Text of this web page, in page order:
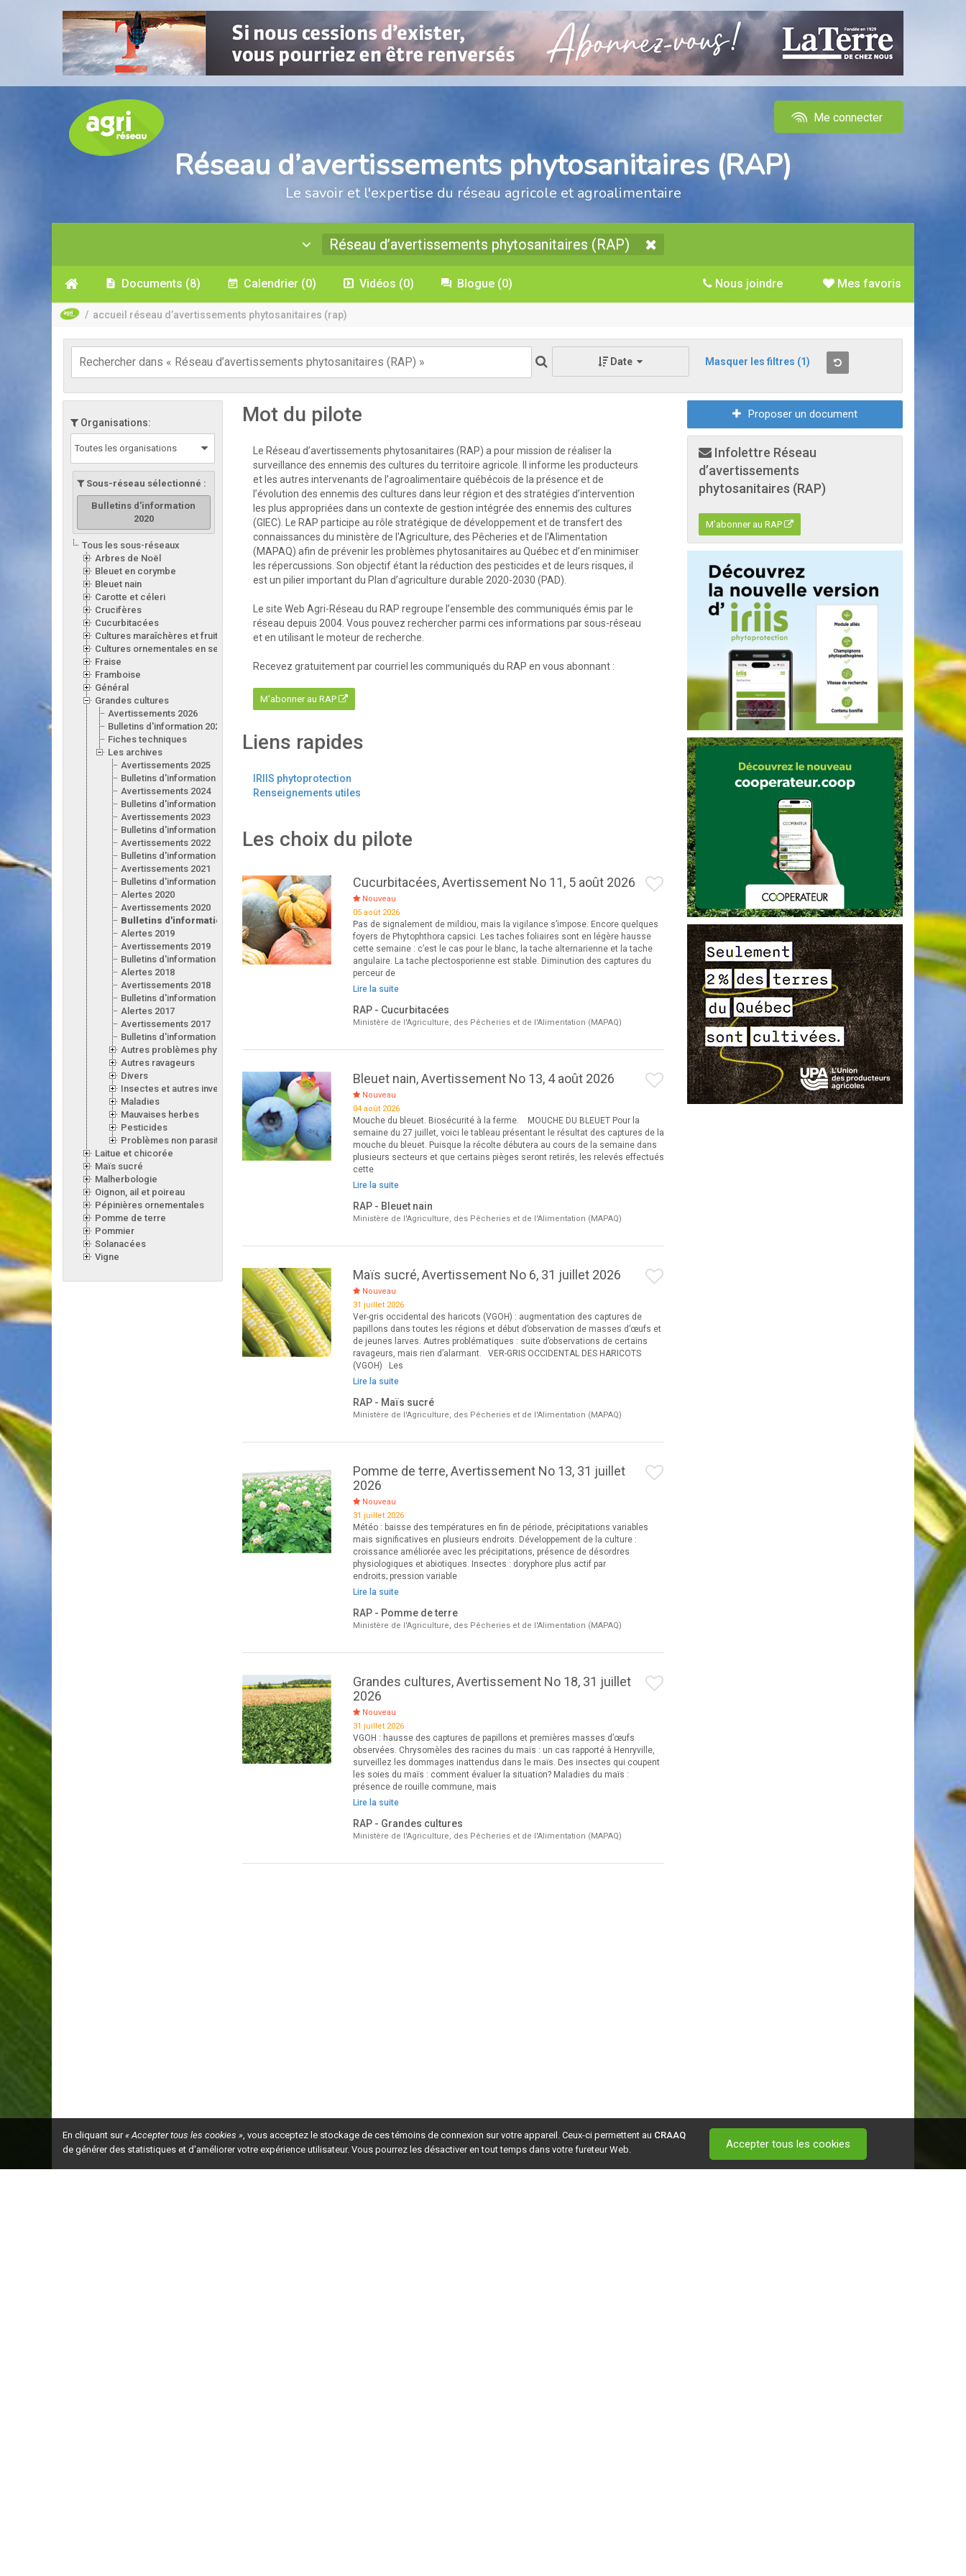
Me connecter
Réseau d’avertissements phytosanitaires (RAP)
Le savoir et l'expertise du réseau agricole et agroalimentaire
Réseau d’avertissements phytosanitaires (RAP)
Documents (8) Calendrier (0) Vidéos (0) Blogue (0) Mes favoris
Nous joindre
/ accueil réseau d’avertissements phytosanitaires (rap)
Date Masquer les filtres (1)
Organisations:
Toutes les organisations
Sous-réseau sélectionné :
Bulletins d'information
2020
Tous les sous-réseaux
Arbres de Noël
Bleuet en corymbe
Bleuet nain
Carotte et céleri
Crucifères
Cucurbitacées
Cultures maraîchères et fruitières en serre
Cultures ornementales en serre
Fraise
Framboise
Général
Grandes cultures
Avertissements 2026
Bulletins d'information 2026
Fiches techniques
Les archives
Avertissements 2025
Bulletins d'information 2025
Avertissements 2024
Bulletins d'information 2024
Avertissements 2023
Bulletins d'information 2023
Avertissements 2022
Bulletins d'information 2022
Avertissements 2021
Bulletins d'information 2021
Alertes 2020
Avertissements 2020
Bulletins d'information 2020
Alertes 2019
Avertissements 2019
Bulletins d'information 2019
Alertes 2018
Avertissements 2018
Bulletins d'information 2018
Alertes 2017
Avertissements 2017
Bulletins d'information 2017
Autres problèmes phytosanitaires
Autres ravageurs
Divers
Insectes et autres invertébrés
Maladies
Mauvaises herbes
Pesticides
Problèmes non parasitaires
Laitue et chicorée
Maïs sucré
Malherbologie
Oignon, ail et poireau
Pépinières ornementales
Pomme de terre
Pommier
Solanacées
Vigne
Mot du pilote
Le Réseau d’avertissements phytosanitaires (RAP) a pour mission de réaliser la
surveillance des ennemis des cultures du territoire agricole. Il informe les producteurs
et les autres intervenants de l’agroalimentaire québécois de la présence et de
l’évolution des ennemis des cultures dans leur région et des stratégies d’intervention
les plus appropriées dans un contexte de gestion intégrée des ennemis des cultures
(GIEC). Le RAP participe au rôle stratégique de développement et de transfert des
connaissances du ministère de l'Agriculture, des Pêcheries et de l'Alimentation
(MAPAQ) afin de prévenir les problèmes phytosanitaires au Québec et d’en minimiser
les répercussions. Son objectif étant la réduction des pesticides et de leurs risques, il
est un pilier important du Plan d’agriculture durable 2020-2030 (PAD).
Le site Web Agri-Réseau du RAP regroupe l’ensemble des communiqués émis par le
réseau depuis 2004. Vous pouvez rechercher parmi ces informations par sous-réseau
et en utilisant le moteur de recherche.
Recevez gratuitement par courriel les communiqués du RAP en vous abonnant :
M'abonner au RAP
Liens rapides
IRIIS phytoprotection
Renseignements utiles
Les choix du pilote
Cucurbitacées, Avertissement No 11, 5 août 2026
Nouveau
05 août 2026
Pas de signalement de mildiou, mais la vigilance s’impose. Encore quelques
foyers de Phytophthora capsici. Les taches foliaires sont en légère hausse
cette semaine : c’est le cas pour le blanc, la tache alternarienne et la tache
angulaire. La tache plectosporienne est stable. Diminution des captures du
perceur de
Lire la suite
RAP - Cucurbitacées
Ministère de l'Agriculture, des Pêcheries et de l'Alimentation (MAPAQ)
Bleuet nain, Avertissement No 13, 4 août 2026
Nouveau
04 août 2026
Mouche du bleuet. Biosécurité à la ferme. MOUCHE DU BLEUET Pour la
semaine du 27 juillet, voici le tableau présentant le résultat des captures de la
mouche du bleuet. Puisque la récolte débutera au cours de la semaine dans
plusieurs secteurs et que certains pièges seront retirés, les relevés effectués
cette
Lire la suite
RAP - Bleuet nain
Ministère de l'Agriculture, des Pêcheries et de l'Alimentation (MAPAQ)
Maïs sucré, Avertissement No 6, 31 juillet 2026
Nouveau
31 juillet 2026
Ver-gris occidental des haricots (VGOH) : augmentation des captures de
papillons dans toutes les régions et début d’observation de masses d’œufs et
de jeunes larves. Autres problématiques : suite d’observations de certains
ravageurs, mais rien d’alarmant. VER-GRIS OCCIDENTAL DES HARICOTS
(VGOH) Les
Lire la suite
RAP - Maïs sucré
Ministère de l'Agriculture, des Pêcheries et de l'Alimentation (MAPAQ)
Pomme de terre, Avertissement No 13, 31 juillet
2026
Nouveau
31 juillet 2026
Météo : baisse des températures en fin de période, précipitations variables
mais significatives en plusieurs endroits. Développement de la culture :
croissance améliorée avec les précipitations, présence de désordres
physiologiques et abiotiques. Insectes : doryphore plus actif par
endroits; pression variable
Lire la suite
RAP - Pomme de terre
Ministère de l'Agriculture, des Pêcheries et de l'Alimentation (MAPAQ)
Grandes cultures, Avertissement No 18, 31 juillet
2026
Nouveau
31 juillet 2026
VGOH : hausse des captures de papillons et premières masses d’œufs
observées. Chrysomèles des racines du maïs : un cas rapporté à Henryville,
surveillez les dommages inattendus dans le maïs. Des insectes qui coupent
les soies du maïs : comment évaluer la situation? Maladies du maïs :
présence de rouille commune, mais
Lire la suite
RAP - Grandes cultures
Ministère de l'Agriculture, des Pêcheries et de l'Alimentation (MAPAQ)
Proposer un document
Infolettre Réseau
d’avertissements
phytosanitaires (RAP)
M'abonner au RAP
En cliquant sur« Accepter tous les cookies », vous acceptez le stockage de ces témoins de connexion sur votre appareil. Ceux-ci permettent au CRAAQ
de générer des statistiques et d'améliorer votre expérience utilisateur. Vous pourrez les désactiver en tout temps dans votre fureteur Web.
Accepter tous les cookies